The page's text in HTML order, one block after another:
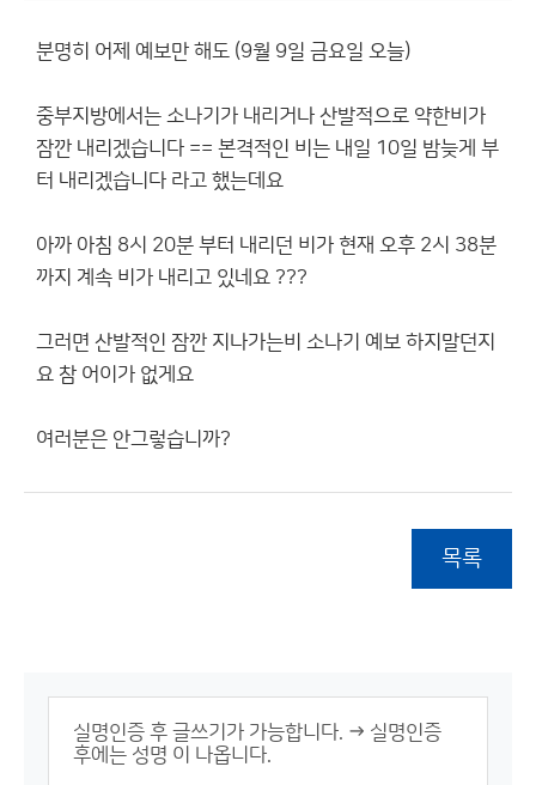
분명히 어제 예보만 해도 (9월 9일 금요일 오늘)
중부지방에서는 소나기가 내리거나 산발적으로 약한비가
잠깐 내리겠습니다 == 본격적인 비는 내일 10일 밤늦게 부
터 내리겠습니다 라고 했는데요
아까 아침 8시 20분 부터 내리던 비가 현재 오후 2시 38분
까지 계속 비가 내리고 있네요 ???
그러면 산발적인 잠깐 지나가는비 소나기 예보 하지말던지
요 참 어이가 없게요
여러분은 안그렇습니까?
목록